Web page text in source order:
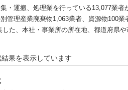
・運搬、処理業を行っている13,077業
管理産業廃棄物1,063業者、資源物100業
た、本社・事業所の所在地、都道府県
果を表示しています